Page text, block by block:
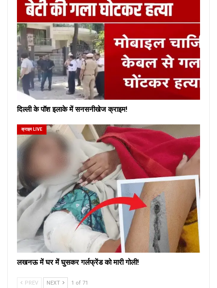
दिल्ली के पॉश इलाके में सनसनीखेज क्राइम!
क्राइम LIVE
लखनऊ में घर में घुसकर गर्लफ्रेंड को मारी गोली!
PREV NEXT 1 of 71